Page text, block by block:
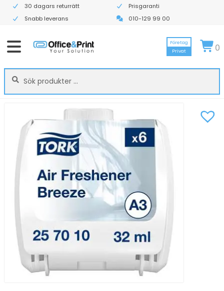
30 dagars returrätt
Prisgaranti
Snabb leverans
010-129 99 00
Sök
efter:
Sök
Företag
Privat
0